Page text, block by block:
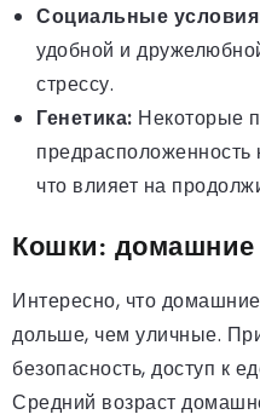
Социальные
удобной и
стрессу.
Генетика: Некоторые
что влияет на
Кошки:
Интересно, что
дольше, чем уличные.
безопасность, доступ к
Средний возраст